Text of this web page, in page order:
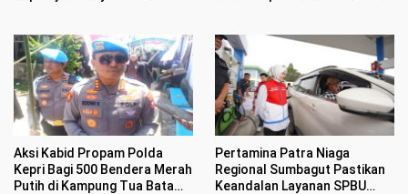
Aksi Kabid Propam Polda
Kepri Bagi 500 Bendera Merah
Putih di Kampung Tua Batam
Pertamina Patra Niaga
Regional Sumbagut Pastikan
Keandalan Layanan SPBU